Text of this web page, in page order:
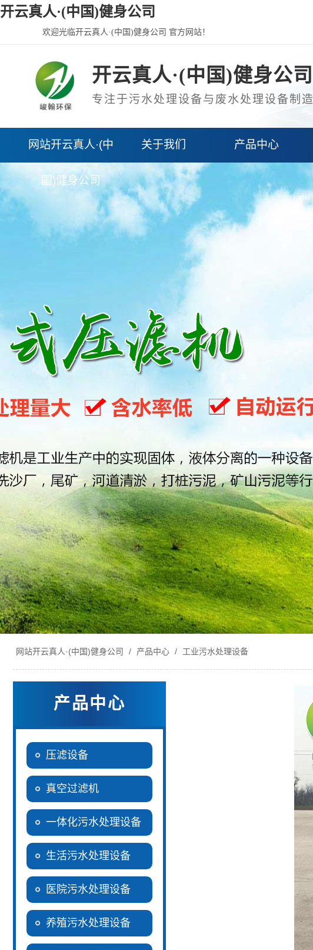
开云真人·(中国)健身公司
欢迎光临开云真人·(中国)健身公司 官方网站！
开云真人·(中国)健身公司
专注于污水处理设备与废水处理设备制造
网站开云真人·(中
国)健身公司
关于我们 产品中心
网站开云真人·(中国)健身公司 / 产品中心 / 工业污水处理设备
产品中心
压滤设备
真空过滤机
一体化污水处理设备
生活污水处理设备
医院污水处理设备
养殖污水处理设备